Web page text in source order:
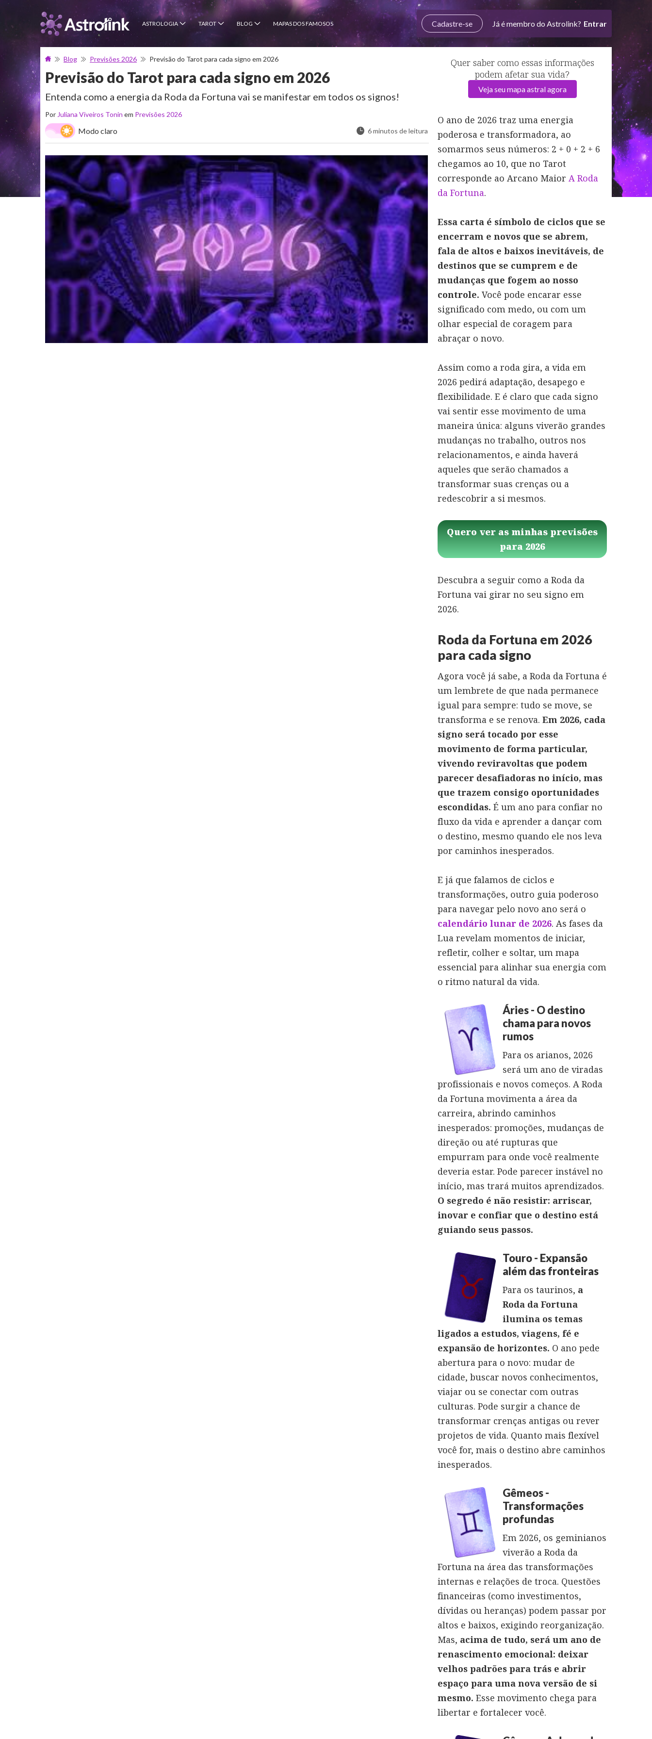
ASTROLOGIA TAROT BLOG MAPAS DOS FAMOSOS Cadastre-se Já é membro do Astrolink? Entrar
Blog Previsões 2026 Previsão do Tarot para cada signo em 2026
Previsão do Tarot para cada signo em 2026
Entenda como a energia da Roda da Fortuna vai se manifestar em todos os signos!
Por Juliana Viveiros Tonin em Previsões 2026
Modo claro 6 minutos de leitura
Quer saber como essas informações
podem afetar sua vida?
Veja seu mapa astral agora
O ano de 2026 traz uma energia
poderosa e transformadora, ao
somarmos seus números: 2 + 0 + 2 + 6
chegamos ao 10, que no Tarot
corresponde ao Arcano Maior A Roda
da Fortuna.
Essa carta é símbolo de ciclos que se
encerram e novos que se abrem,
fala de altos e baixos inevitáveis, de
destinos que se cumprem e de
mudanças que fogem ao nosso
controle. Você pode encarar esse
significado com medo, ou com um
olhar especial de coragem para
abraçar o novo.
Assim como a roda gira, a vida em
2026 pedirá adaptação, desapego e
flexibilidade. E é claro que cada signo
vai sentir esse movimento de uma
maneira única: alguns viverão grandes
mudanças no trabalho, outros nos
relacionamentos, e ainda haverá
aqueles que serão chamados a
transformar suas crenças ou a
redescobrir a si mesmos.
Quero ver as minhas previsões
para 2026
Descubra a seguir como a Roda da
Fortuna vai girar no seu signo em
2026.
Roda da Fortuna em 2026
para cada signo
Agora você já sabe, a Roda da Fortuna é
um lembrete de que nada permanece
igual para sempre: tudo se move, se
transforma e se renova. Em 2026, cada
signo será tocado por esse
movimento de forma particular,
vivendo reviravoltas que podem
parecer desafiadoras no início, mas
que trazem consigo oportunidades
escondidas. É um ano para confiar no
fluxo da vida e aprender a dançar com
o destino, mesmo quando ele nos leva
por caminhos inesperados.
E já que falamos de ciclos e
transformações, outro guia poderoso
para navegar pelo novo ano será o
calendário lunar de 2026. As fases da
Lua revelam momentos de iniciar,
refletir, colher e soltar, um mapa
essencial para alinhar sua energia com
o ritmo natural da vida.
Áries - O destino
chama para novos
rumos
Para os arianos, 2026
será um ano de viradas
profissionais e novos começos. A Roda
da Fortuna movimenta a área da
carreira, abrindo caminhos
inesperados: promoções, mudanças de
direção ou até rupturas que
empurram para onde você realmente
deveria estar. Pode parecer instável no
início, mas trará muitos aprendizados.
O segredo é não resistir: arriscar,
inovar e confiar que o destino está
guiando seus passos.
Touro - Expansão
além das fronteiras
Para os taurinos, a
Roda da Fortuna
ilumina os temas
ligados a estudos, viagens, fé e
expansão de horizontes. O ano pede
abertura para o novo: mudar de
cidade, buscar novos conhecimentos,
viajar ou se conectar com outras
culturas. Pode surgir a chance de
transformar crenças antigas ou rever
projetos de vida. Quanto mais flexível
você for, mais o destino abre caminhos
inesperados.
Gêmeos -
Transformações
profundas
Em 2026, os geminianos
viverão a Roda da
Fortuna na área das transformações
internas e relações de troca. Questões
financeiras (como investimentos,
dívidas ou heranças) podem passar por
altos e baixos, exigindo reorganização.
Mas, acima de tudo, será um ano de
renascimento emocional: deixar
velhos padrões para trás e abrir
espaço para uma nova versão de si
mesmo. Esse movimento chega para
libertar e fortalecer você.